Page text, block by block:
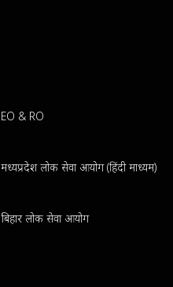
EO & RO
मध्यप्रदेश लोक सेवा आयोग (हिंदी माध्यम)
बिहार लोक सेवा आयोग